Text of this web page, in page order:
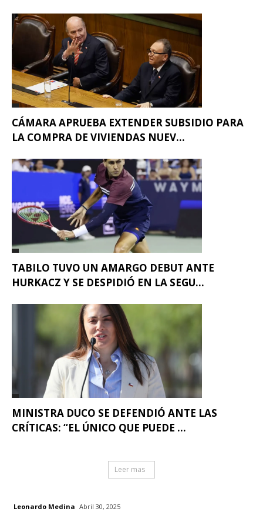
CÁMARA APRUEBA EXTENDER SUBSIDIO PARA
LA COMPRA DE VIVIENDAS NUEV...
TABILO TUVO UN AMARGO DEBUT ANTE
HURKACZ Y SE DESPIDIÓ EN LA SEGU...
MINISTRA DUCO SE DEFENDIÓ ANTE LAS
CRÍTICAS: “EL ÚNICO QUE PUEDE ...
Leer mas
Leonardo Medina Abril 30, 2025